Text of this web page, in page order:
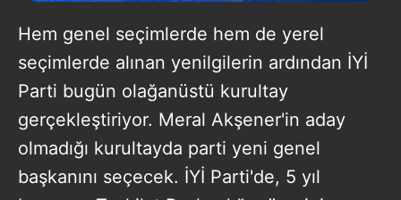
Hem genel seçimlerde hem de yerel
seçimlerde alınan yenilgilerin ardından İYİ
Parti bugün olağanüstü kurultay
gerçekleştiriyor. Meral Akşener'in aday
olmadığı kurultayda parti yeni genel
başkanını seçecek. İYİ Parti'de, 5 yıl